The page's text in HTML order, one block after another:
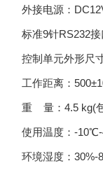
外接电源：
标准9针RS232接
控制单元外形尺
工作距离：
重 量： 4.5 kg(
使用温度： -
环境湿度： 30%-